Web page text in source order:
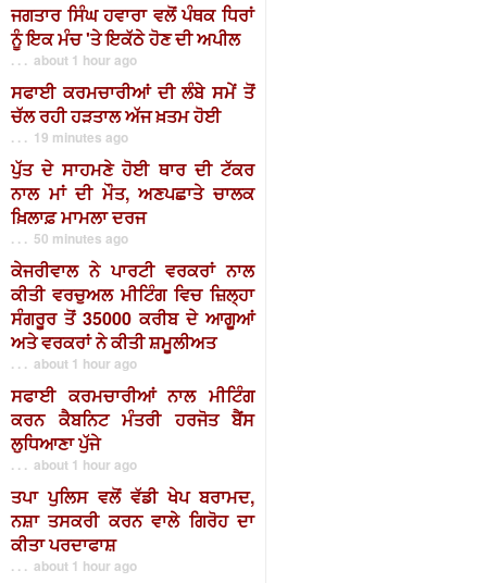
ਜਗਤਾਰ ਸਿੰਘ ਹਵਾਰਾ ਵਲੋਂ ਪੰਥਕ ਧਿਰਾਂ
ਨੂੰ ਇਕ ਮੰਚ 'ਤੇ ਇਕੱਠੇ ਹੋਣ ਦੀ ਅਪੀਲ
. . . about 1 hour ago
ਸਫਾਈ ਕਰਮਚਾਰੀਆਂ ਦੀ ਲੰਬੇ ਸਮੇਂ ਤੋਂ
ਚੱਲ ਰਹੀ ਹੜਤਾਲ ਅੱਜ ਖ਼ਤਮ ਹੋਈ
. . . 19 minutes ago
ਪੁੱਤ ਦੇ ਸਾਹਮਣੇ ਹੋਈ ਥਾਰ ਦੀ ਟੱਕਰ
ਨਾਲ ਮਾਂ ਦੀ ਮੌਤ, ਅਣਪਛਾਤੇ ਚਾਲਕ
ਖ਼ਿਲਾਫ਼ ਮਾਮਲਾ ਦਰਜ
. . . 50 minutes ago
ਕੇਜਰੀਵਾਲ ਨੇ ਪਾਰਟੀ ਵਰਕਰਾਂ ਨਾਲ
ਕੀਤੀ ਵਰਚੁਅਲ ਮੀਟਿੰਗ ਵਿਚ ਜ਼ਿਲ੍ਹਾ
ਸੰਗਰੂਰ ਤੋਂ 35000 ਕਰੀਬ ਦੇ ਆਗੂਆਂ
ਅਤੇ ਵਰਕਰਾਂ ਨੇ ਕੀਤੀ ਸ਼ਮੂਲੀਅਤ
. . . about 1 hour ago
ਸਫਾਈ ਕਰਮਚਾਰੀਆਂ ਨਾਲ ਮੀਟਿੰਗ
ਕਰਨ ਕੈਬਨਿਟ ਮੰਤਰੀ ਹਰਜੋਤ ਬੈਂਸ
ਲੁਧਿਆਣਾ ਪੁੱਜੇ
. . . about 1 hour ago
ਤਪਾ ਪੁਲਿਸ ਵਲੋਂ ਵੱਡੀ ਖੇਪ ਬਰਾਮਦ,
ਨਸ਼ਾ ਤਸਕਰੀ ਕਰਨ ਵਾਲੇ ਗਿਰੋਹ ਦਾ
ਕੀਤਾ ਪਰਦਾਫਾਸ਼
. . . about 1 hour ago